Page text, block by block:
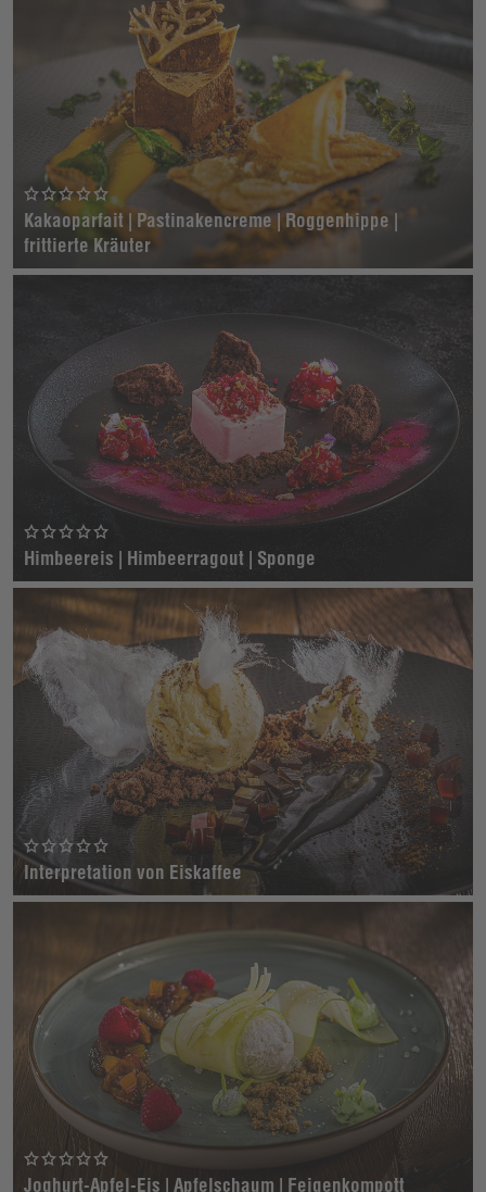
Kakaoparfait | Pastinakencreme | Roggenhippe |
frittierte Kräuter
Himbeereis | Himbeerragout | Sponge
Interpretation von Eiskaffee
Joghurt-Apfel-Eis | Apfelschaum | Feigenkompott